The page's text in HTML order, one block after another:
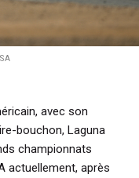
avec son
bouchon, Laguna
championnats
actuellement, après